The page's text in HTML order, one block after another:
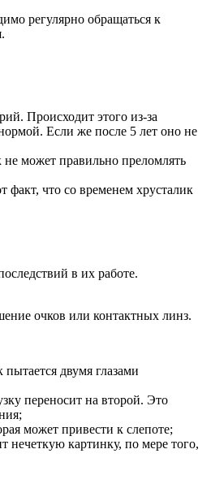
регулярно обращаться к
Происходит этого из-за
нормой. Если же после 5 лет оно не
не может правильно преломлять
факт, что со временем хрусталик
в их работе.
очков или контактных линз.
двумя глазами
переносит на второй. Это
может привести к слепоте;
нечеткую картинку, по мере того,